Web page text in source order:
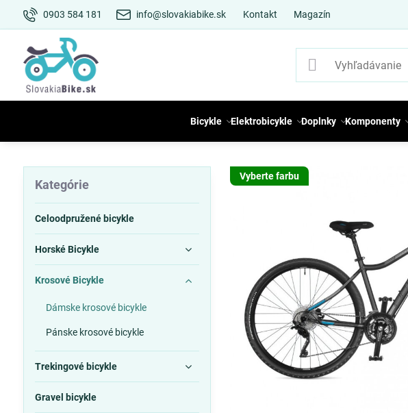
0903 584 181 info@slovakiabike.sk Kontakt Magazín
Bicykle Elektrobicykle Doplnky Komponenty
Vyberte farbu
Kategórie
Celoodpružené bicykle
Horské Bicykle
Krosové Bicykle
Dámske krosové bicykle
Pánske krosové bicykle
Trekingové bicykle
Gravel bicykle